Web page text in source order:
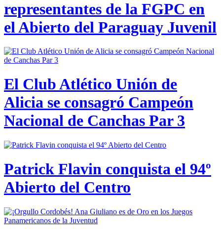
representantes de la FGPC en
el Abierto del Paraguay Juvenil
El Club Atlético Unión de
Alicia se consagró Campeón
Nacional de Canchas Par 3
Patrick Flavin conquista el 94º
Abierto del Centro